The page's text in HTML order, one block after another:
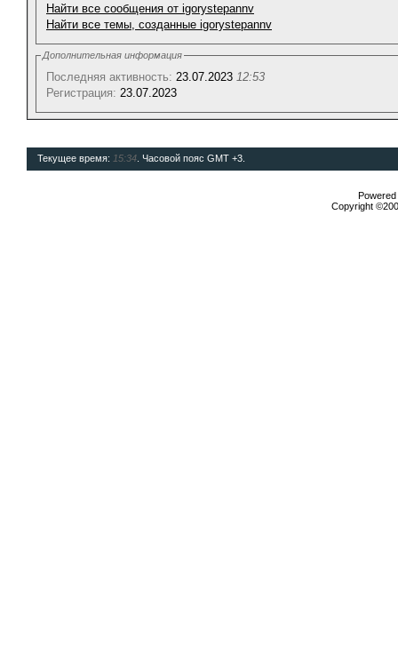
Найти все сообщения от igorystepannv
Найти все темы, созданные igorystepannv
Дополнительная информация
Последняя активность: 23.07.2023 12:53
Регистрация: 23.07.2023
Текущее время: 15:34 . Часовой пояс GMT +3.
Copyright